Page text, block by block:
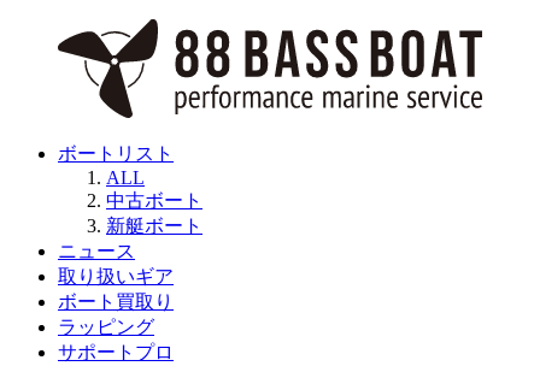
ボートリスト
ALL
中古ボート
新艇ボート
ニュース
取り扱いギア
ボート買取り
ラッピング
サポートプロ